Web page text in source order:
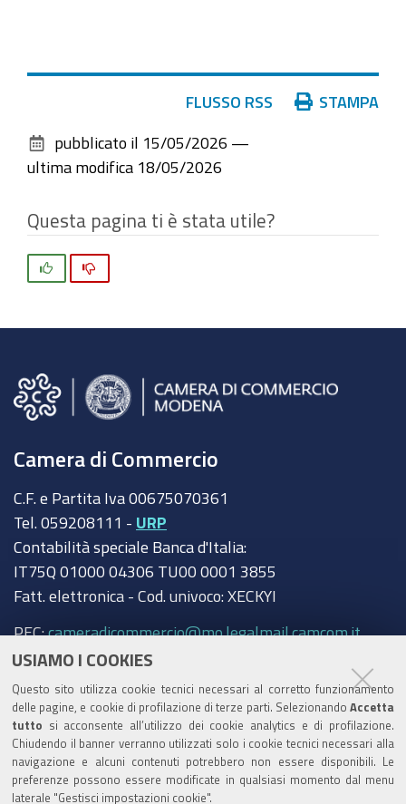
USIAMO I COOKIES
Questo sito utilizza cookie tecnici necessari al corretto funzionamento
delle pagine, e cookie di profilazione di terze parti. Selezionando Accetta
tutto si acconsente all’utilizzo dei cookie analytics e di profilazione.
Chiudendo il banner verranno utilizzati solo i cookie tecnici necessari alla
navigazione e alcuni contenuti potrebbero non essere disponibili. Le
preferenze possono essere modificate in qualsiasi momento dal menu
laterale "Gestisci impostazioni cookie".
documento
FLUSSO RSS STAMPA
pubblicato il 15/05/2026 —
ultima modifica 18/05/2026
Questa pagina ti è stata utile?
Camera di Commercio
C.F. e Partita Iva 00675070361
Tel. 059208111 - URP
Contabilità speciale Banca d'Italia:
IT75Q 01000 04306 TU00 0001 3855
Fatt. elettronica - Cod. univoco: XECKYI
PEC:cameradicommercio@mo.legalmail.camcom.it
Trasparenza
Amministrazione trasparente
Albo Camerale
Pubblicità Legale